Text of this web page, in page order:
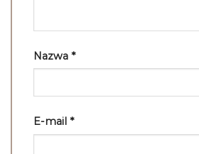
Nazwa *
E-mail *